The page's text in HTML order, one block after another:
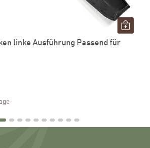
linke Ausführung Passend für